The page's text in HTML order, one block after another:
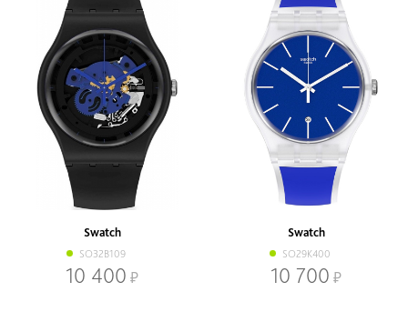
Swatch
SO32B109
10 400
Swatch
SO29K400
10 700